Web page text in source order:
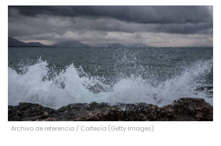
Archivo de referencia / Cortesía (Getty Images)